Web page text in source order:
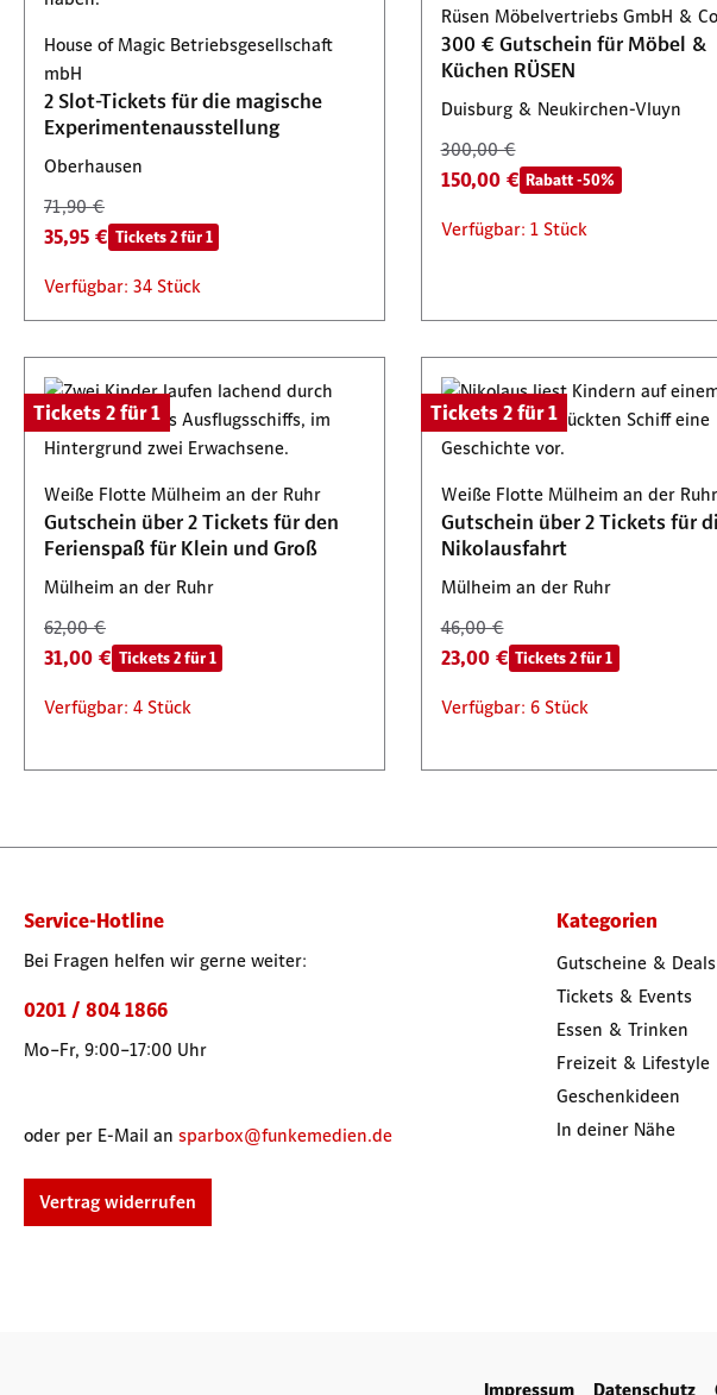
House of Magic Betriebsgesellschaft
mbH
2 Slot-Tickets für die magische
Experimentenausstellung
Oberhausen
71,90 €
35,95 € Tickets 2 für 1
Verfügbar: 34 Stück
Rüsen Möbelvertriebs GmbH &
300 € Gutschein für Möbel &
Küchen RÜSEN
Duisburg & Neukirchen-Vluyn
300,00 €
150,00 € Rabatt -50%
Verfügbar: 1 Stück
Tickets 2 für 1
Weiße Flotte Mülheim an der Ruhr
Gutschein über 2 Tickets für den
Ferienspaß für Klein und Groß
Mülheim an der Ruhr
62,00 €
31,00 € Tickets 2 für 1
Verfügbar: 4 Stück
Tickets 2 für 1
Weiße Flotte Mülheim an der Ruhr
Gutschein über 2 Tickets für
Nikolausfahrt
Mülheim an der Ruhr
46,00 €
23,00 € Tickets 2 für 1
Verfügbar: 6 Stück
Service-Hotline
Bei Fragen helfen wir gerne weiter:
0201 / 804 1866
Mo–Fr, 9:00–17:00 Uhr
oder per E-Mail an sparbox@funkemedien.de
Vertrag widerrufen
Kategorien
Gutscheine & Deals
Tickets & Events
Essen & Trinken
Freizeit & Lifestyle
Geschenkideen
In deiner Nähe
Impressum Datenschutz